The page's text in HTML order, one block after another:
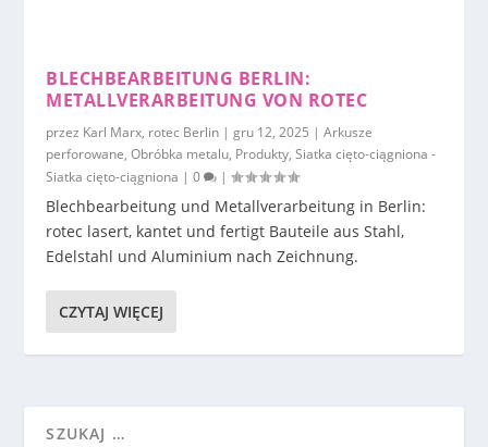
BLECHBEARBEITUNG BERLIN:
METALLVERARBEITUNG VON ROTEC
przez Karl Marx, rotec Berlin |gru 12, 2025 |Arkusze
perforowane,Obróbka metalu, Produkty,Siatka cięto-ciągniona -
Siatka cięto-ciągniona |0 |
Blechbearbeitung und Metallverarbeitung in Berlin:
rotec lasert, kantet und fertigt Bauteile aus Stahl,
Edelstahl und Aluminium nach Zeichnung.
CZYTAJ WIĘCEJ